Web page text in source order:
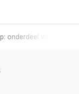
onderdeel van een